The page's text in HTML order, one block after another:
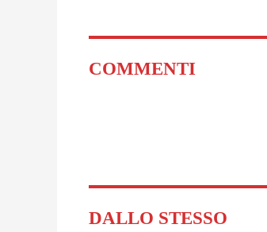
COMMENTI
DALLO STESSO